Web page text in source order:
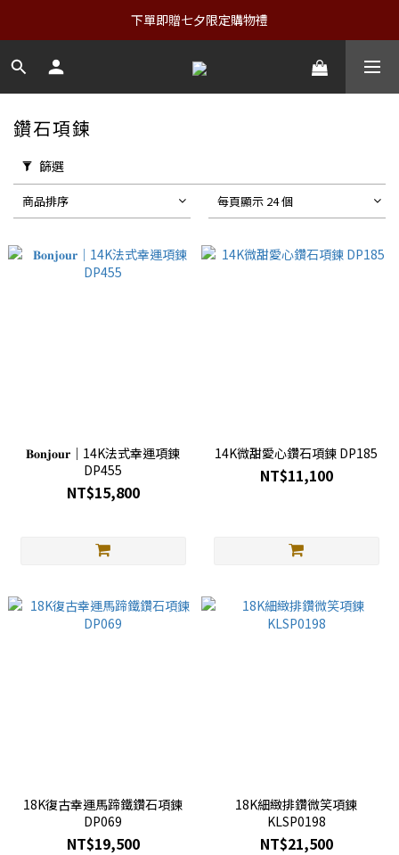
下單即贈七夕限定購物禮
鑽石項鍊
篩選
商品排序 每頁顯示 24 個
𝐁𝐨𝐧𝐣𝐨𝐮𝐫｜14K法式幸運項鍊
DP455
NT$15,800
14K微甜愛心鑽石項鍊 DP185
NT$11,100
18K復古幸運馬蹄鐵鑽石項鍊
DP069
NT$19,500
18K細緻排鑽微笑項鍊
KLSP0198
NT$21,500